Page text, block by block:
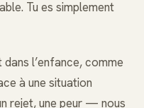
Tu es simplement
l’enfance, comme
à une situation
rejet, une peur — nous